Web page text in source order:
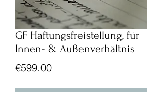
GF Haftungsfreistellung, für
Innen- & Außenverhältnis
€599.00価